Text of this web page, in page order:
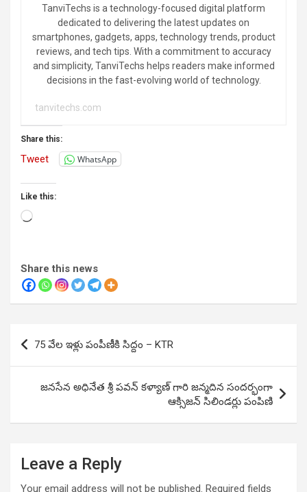
TanviTechs is a technology-focused digital platform
dedicated to delivering the latest updates on
smartphones, gadgets, apps, technology trends, product
reviews, and tech tips. With a commitment to accuracy
and simplicity, TanviTechs helps readers make informed
decisions in the fast-evolving world of technology.
tanvitechs.com
Share this:
Tweet WhatsApp
Like this:
Loading…
Share this news
Post
navigation
75 వేల ఇళ్లు పంపీణీకి సిద్దం – KTR
జనసేన అధినేత శ్రీ పవన్ కళ్యాణ్ గారి జన్మదిన సందర్భంగా
ఆక్సిజన్ సిలిండర్లు పంపిణి
Leave a Reply
Your email address will not be published. Required fields